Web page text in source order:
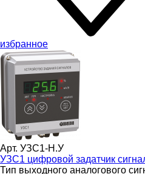
избранное
Арт. УЗС1-Н.У
УЗС1 цифровой задатчик
Тип выходного аналогового